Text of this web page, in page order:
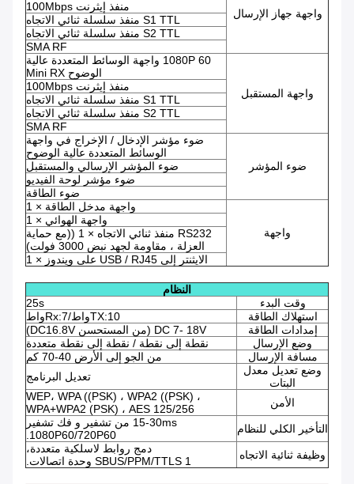
واجهة جهاز الإرسال
منفذ إيثرنت 100Mbps
S1 TTL منفذ سلسلة ثنائي الاتجاه
S2 TTL منفذ سلسلة ثنائي الاتجاه
SMA RF
واجهة المستقبل
1080P 60 واجهة الوسائط المتعددة عالية
الوضوح Mini RX
منفذ إيثرنت 100Mbps
S1 TTL منفذ سلسلة ثنائي الاتجاه
S2 TTL منفذ سلسلة ثنائي الاتجاه
SMA RF
ضوء المؤشر
ضوء مؤشر الإدخال / الإخراج في واجهة
الوسائط المتعددة عالية الوضوح
ضوء المؤشر الإرسالي والمستقبل
ضوء مؤشر لوحة الفيديو
ضوء الطاقة
واجهة
واجهة مدخل الطاقة × 1
واجهة الهوائي × 1
RS232 منفذ ثنائي الاتجاه × 1 ((مع حماية
العزلة ، مقاومة لجهد نبض 3000 فولت)
الايثنتر إلى USB / RJ45 على ويندوز × 1
النظام
وقت البدء
25s
استهلاك الطاقة
TX:10واط/Rx:7واط
إمدادات الطاقة
DC 7- 18V (من المستحسن DC16.8V)
وضع الإرسال
نقطة إلى نقطة / نقطة إلى نقطة متعددة
مسافة الإرسال
من الجو إلى الأرض 40-70 كم
وضع تعديل معدل
البتات
تعديل البرنامج
الأمن
WEP، WPA ((PSK) ، WPA2 ((PSK) ،
WPA+WPA2 (PSK) ، AES 125/256
التأخير الكلي للنظام
15-30ms من تشفير و فك تشفير
1080P60/720P60.
وظيفة ثنائية الاتجاه
دمج روابط لاسلكية متعددة،
SBUS/PPM/TTLS 1 وحدة اتصالات.